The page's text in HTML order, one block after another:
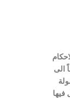
الى
فيها